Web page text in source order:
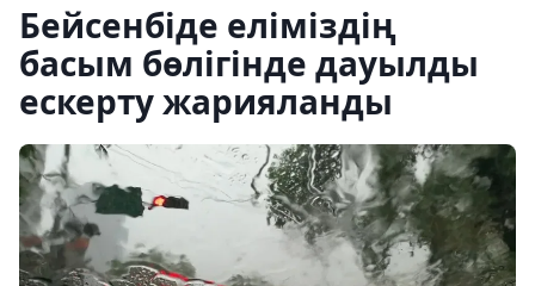
Бейсенбіде еліміздің
басым бөлігінде дауылды
ескерту жарияланды